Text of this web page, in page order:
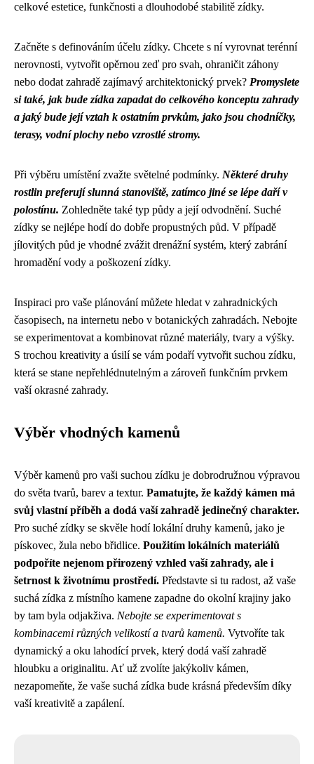
celkové estetice, funkčnosti a dlouhodobé stabilitě zídky.
Začněte s definováním účelu zídky. Chcete s ní vyrovnat terénní
nerovnosti, vytvořit opěrnou zeď pro svah, ohraničit záhony
nebo dodat zahradě zajímavý architektonický prvek? Promyslete
si také, jak bude zídka zapadat do celkového konceptu zahrady
a jaký bude její vztah k ostatním prvkům, jako jsou chodníčky,
terasy, vodní plochy nebo vzrostlé stromy.
Při výběru umístění zvažte světelné podmínky. Některé druhy
rostlin preferují slunná stanoviště, zatímco jiné se lépe daří v
polostínu. Zohledněte také typ půdy a její odvodnění. Suché
zídky se nejlépe hodí do dobře propustných půd. V případě
jílovitých půd je vhodné zvážit drenážní systém, který zabrání
hromadění vody a poškození zídky.
Inspiraci pro vaše plánování můžete hledat v zahradnických
časopisech, na internetu nebo v botanických zahradách. Nebojte
se experimentovat a kombinovat různé materiály, tvary a výšky.
S trochou kreativity a úsilí se vám podaří vytvořit suchou zídku,
která se stane nepřehlédnutelným a zároveň funkčním prvkem
vaší okrasné zahrady.
Výběr vhodných kamenů
Výběr kamenů pro vaši suchou zídku je dobrodružnou výpravou
do světa tvarů, barev a textur. Pamatujte, že každý kámen má
svůj vlastní příběh a dodá vaší zahradě jedinečný charakter.
Pro suché zídky se skvěle hodí lokální druhy kamenů, jako je
pískovec, žula nebo břidlice. Použitím lokálních materiálů
podpoříte nejenom přirozený vzhled vaší zahrady, ale i
šetrnost k životnímu prostředí. Představte si tu radost, až vaše
suchá zídka z místního kamene zapadne do okolní krajiny jako
by tam byla odjakživa. Nebojte se experimentovat s
kombinacemi různých velikostí a tvarů kamenů. Vytvoříte tak
dynamický a oku lahodící prvek, který dodá vaší zahradě
hloubku a originalitu. Ať už zvolíte jakýkoliv kámen,
nezapomeňte, že vaše suchá zídka bude krásná především díky
vaší kreativitě a zapálení.